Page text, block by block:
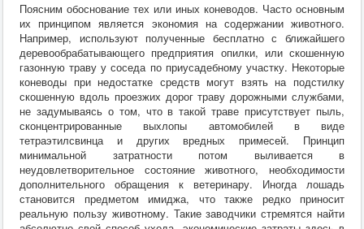
Поясним обоснование тех или иных коневодов. Часто основным
их принципом является экономия на содержании животного.
Например, используют полученные бесплатно с ближайшего
деревообрабатывающего предприятия опилки, или скошенную
газонную траву у соседа по приусадебному участку. Некоторые
коневоды при недостатке средств могут взять на подстилку
скошенную вдоль проезжих дорог траву дорожными службами,
не задумываясь о том, что в такой траве присутствует пыль,
сконцентрированные выхлопы автомобилей в виде
тетраэтилсвинца и других вредных примесей. Принцип
минимальной затратности потом выливается в
неудовлетворительное состояние животного, необходимости
дополнительного обращения к ветеринару. Иногда лошадь
становится предметом имиджа, что также редко приносит
реальную пользу животному. Такие заводчики стремятся найти